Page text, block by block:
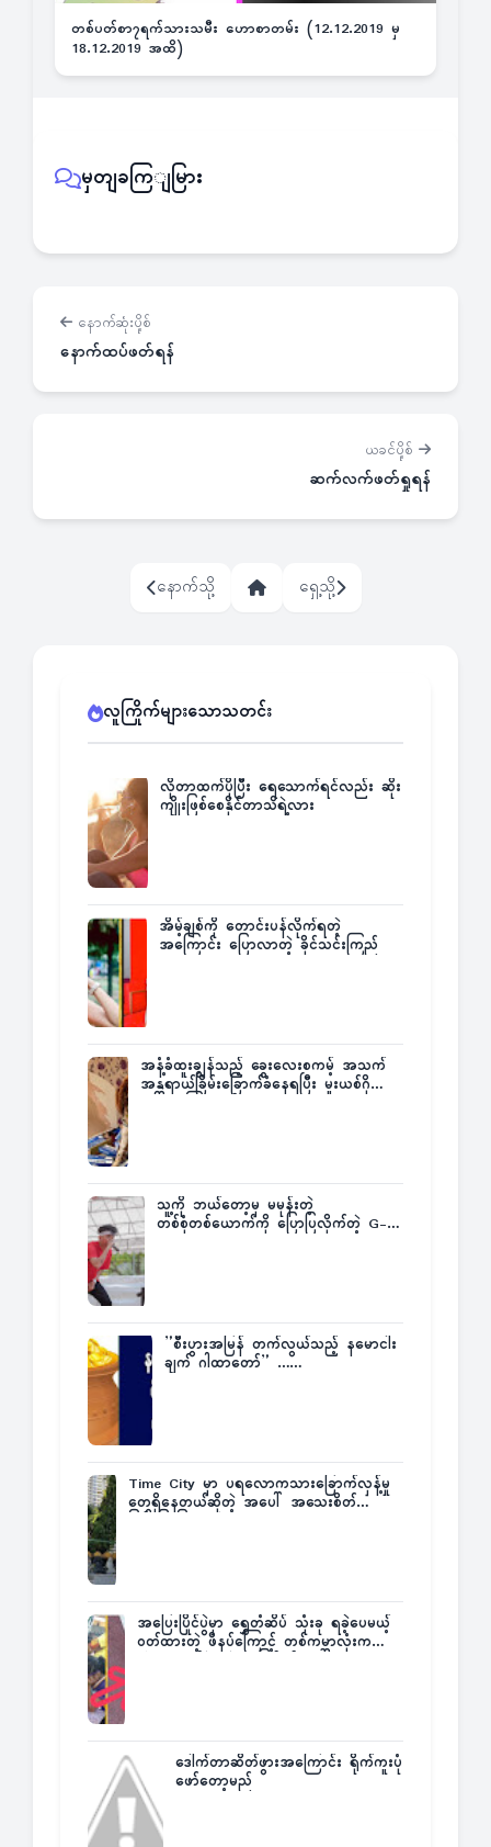
တစ်ပတ်စာ၇ရက်သားသမီး ဟောစာတမ်း (12.12.2019 မှ
18.12.2019 အထိ)
မှတျခကြျမြား
နောက်ဆုံးပို့စ်
နောက်ထပ်ဖတ်ရန်
ယခင်ပို့စ်
ဆက်လက်ဖတ်ရှုရန်
နောက်သို့ ရှေ့သို့
လူကြိုက်များသောသတင်း
လိုတာထက်ပိုပြီး ရေသောက်ရင်လည်း ဆိုး
ကျိုးဖြစ်စေနိုင်တာသိရဲ့လား
အိမ့်ချစ်ကို တောင်းပန်လိုက်ရတဲ့
အကြောင်း ပြောလာတဲ့ ခိုင်သင်းကြည်
အနံ့ခံထူးချွန်သည့် ခွေးလေးစကမ့် အသက်
အန္တရာယ်ခြိမ်းခြောက်ခံနေရပြီး မူးယစ်ဂိုဏ်း
သူ့ကို ဘယ်တော့မှ မမုန်းတဲ့
တစ်စုံတစ်ယောက်ကို ပြောပြလိုက်တဲ့ G-
”စီးပွားအမြန် တက်လွယ်သည့် နမောငါး
ချက် ဂါထာတော်” ……
Time City မှာ ပရလောကသားခြောက်လှန့်မှု
တွေရှိနေတယ်ဆိုတဲ့ အပေါ် အသေးစိတ်
အပြေးပြိုင်ပွဲမှာ ရွှေတံဆိပ် သုံးခု ရခဲ့ပေမယ့်
ဝတ်ထားတဲ့ ဖိနပ်ကြောင့် တစ်ကမ္ဘာလုံးက
ဒေါက်တာဆိတ်ဖွားအကြောင်း ရိုက်ကူးပုံ
ဖော်တော့မည်